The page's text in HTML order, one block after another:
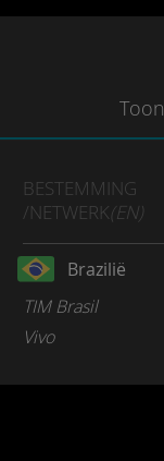
Toon
BESTEMMING
/NETWERK(EN)
Brazilië
TIM Brasil
Vivo